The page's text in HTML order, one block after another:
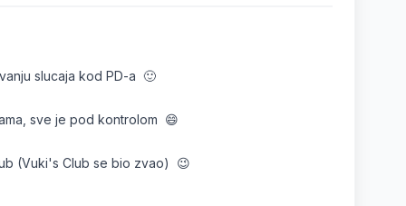
slucaja kod PD-a 🙂
sve je pod kontrolom 😄
(Vuki's Club se bio zvao) 😉